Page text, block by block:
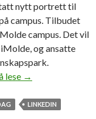
tatt nytt portrett til
campus. Tilbudet
campus. Det vil
og ansatte
lese N
t
→
LINKEDIN